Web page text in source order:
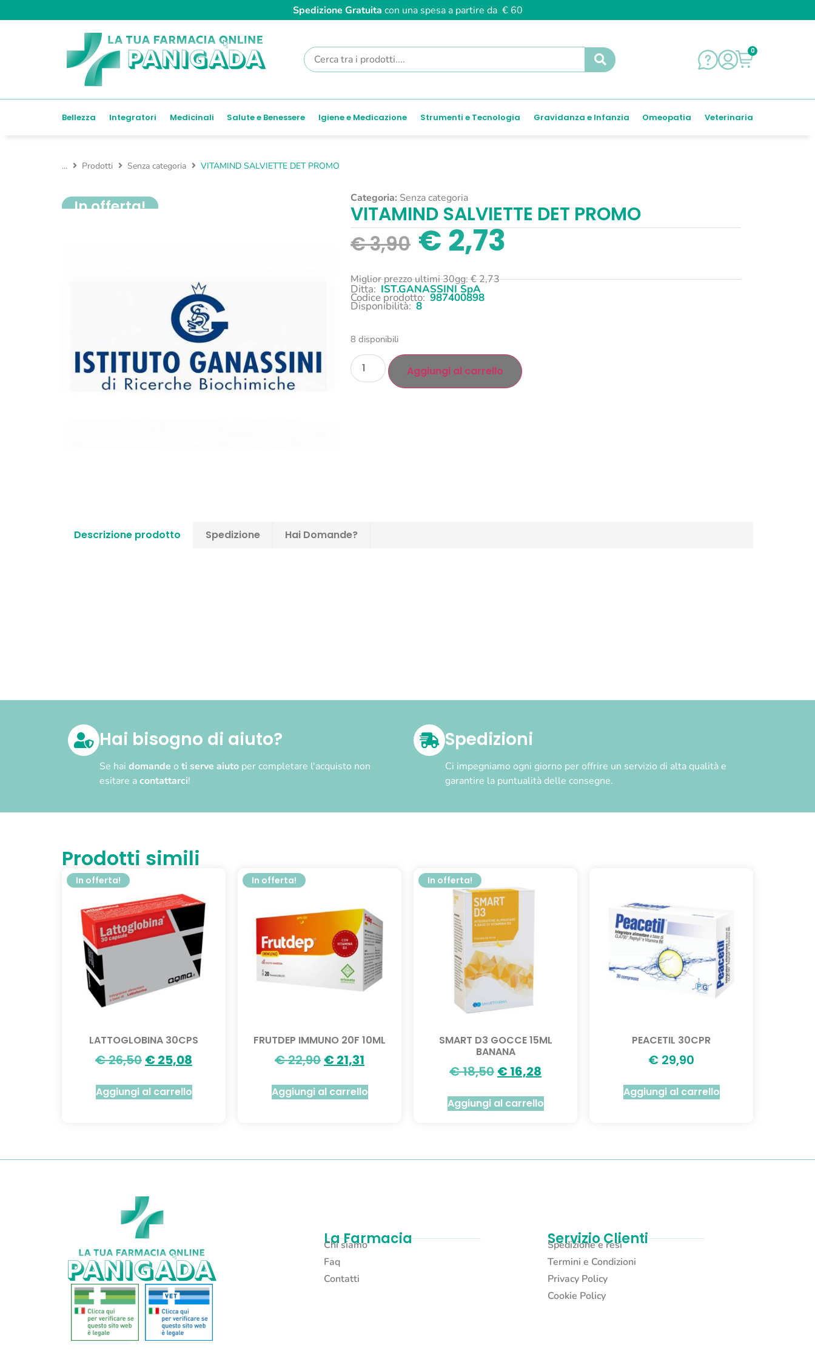
Spedizione Gratuita con una spesa a partire da € 60
0
Bellezza Integratori Medicinali Salute e Benessere Igiene e Medicazione Strumenti e Tecnologia Gravidanza e Infanzia Omeopatia Veterinaria
... Prodotti Senza categoria VITAMIND SALVIETTE DET PROMO
In offerta! Categoria: Senza categoria
VITAMIND SALVIETTE DET PROMO
€3,90 €2,73
Miglior prezzo ultimi 30gg:€2,73
Ditta: IST.GANASSINI SpA
Codice prodotto: 987400898
Disponibilità: 8
8 disponibili
Aggiungi al carrello
Descrizione prodotto Spedizione Hai Domande?
Hai bisogno di aiuto?
Se hai domande o ti serve aiuto per completare l'acquisto non
esitare acontattarci!
Spedizioni
Ci impegniamo ogni giorno per offrire un servizio di alta qualità e
garantire la puntualità delle consegne.
Prodotti simili
In offerta!
LATTOGLOBINA 30CPS
€26,50 €25,08
Aggiungi al carrello
In offerta!
FRUTDEP IMMUNO 20F 10ML
€22,90 €21,31
Aggiungi al carrello
In offerta!
SMART D3 GOCCE 15ML
BANANA
€18,50 €16,28
Aggiungi al carrello
PEACETIL 30CPR
€ 29,90
Aggiungi al carrello
La Farmacia
Chi siamo
Faq
Contatti
Servizio Clienti
Spedizione e resi
Termini e Condizioni
Privacy Policy
Cookie Policy